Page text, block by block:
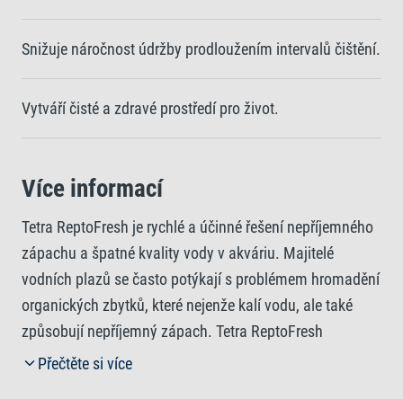
Snižuje náročnost údržby prodloužením intervalů čištění.
Vytváří čisté a zdravé prostředí pro život.
Více informací
Tetra ReptoFresh je rychlé a účinné řešení nepříjemného
zápachu a špatné kvality vody v akváriu. Majitelé
vodních plazů se často potýkají s problémem hromadění
organických zbytků, které nejenže kalí vodu, ale také
způsobují nepříjemný zápach. Tetra ReptoFresh
okamžitě působí na snížení těchto zbytků a zároveň
Přečtěte si více